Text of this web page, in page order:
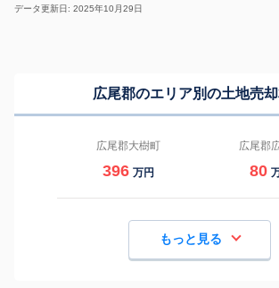
データ更新日: 2025年10月29日
広尾郡のエリア別の土地売
広尾郡大樹町
396 万円
広尾郡
80
もっと見る